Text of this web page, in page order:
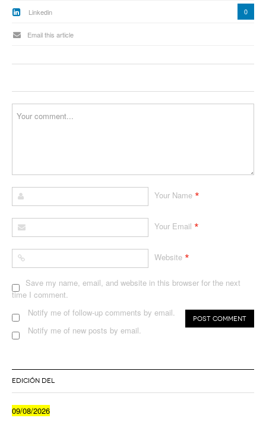
Linkedin 0
Email this article
Your Name *
Your Email *
Website *
Save my name, email, and website in this browser for the next
time I comment.
Notify me of follow-up comments by email.
Notify me of new posts by email.
EDICIÓN DEL
09/08/2026